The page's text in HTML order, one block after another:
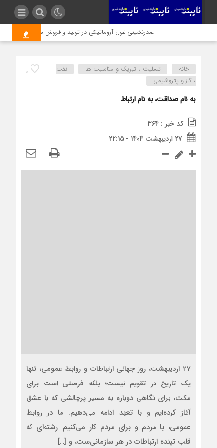
صدرنشینی غول آروماتیکی در تولید و فروش سال ۱۴۰۴؛ نوری در اوج بحران رکورد زد
0 خانه تسلیت ، تبریک و مناسبت ها
نفت
، گاز و پتروشیمی
به نام صداقت، به نام ارتباط
کد خبر : 364
27 اردیبهشت 1404 - 22:15
۲۷ اردیبهشت، روز جهانی ارتباطات و روابط عمومی، تنها
یک تاریخ در تقویم نیست؛ بلکه فرصتی است برای
مکث، برای نگاهی دوباره به مسیر پرچالشی که با عشق
آغاز کرده‌ایم و با تعهد ادامه می‌دهیم. ما در روابط
عمومی، با مردم و برای مردم کار می‌کنیم. رشته‌ای که
قلب تپنده ارتباطات در هر سازمانی‌ست، و […]